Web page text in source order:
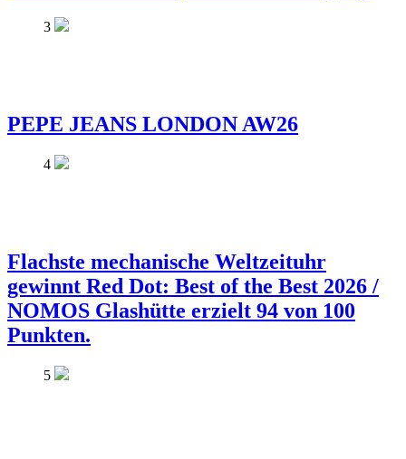
3
PEPE JEANS LONDON AW26
4
Flachste mechanische Weltzeituhr
gewinnt Red Dot: Best of the Best 2026 /
NOMOS Glashütte erzielt 94 von 100
Punkten.
5